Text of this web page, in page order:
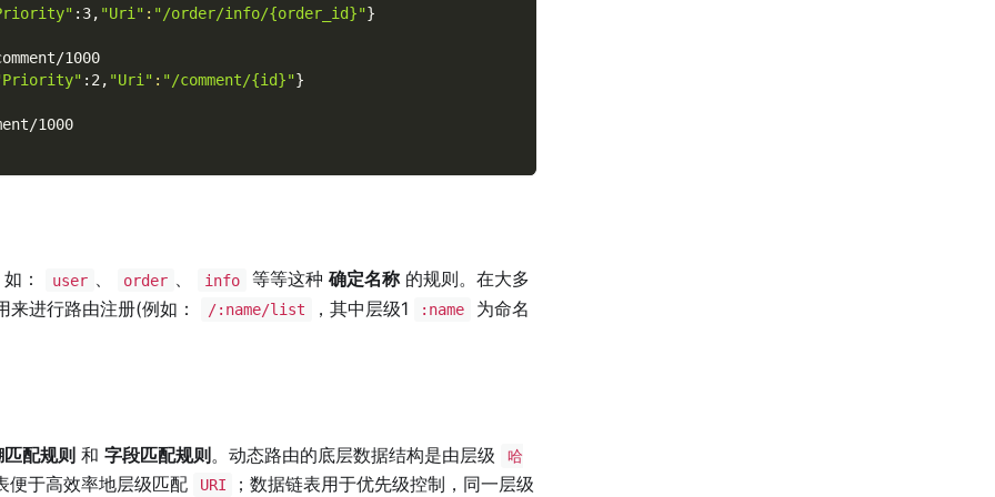
:3, "Uri" : "/order/info/{order_id}"}
1000
:2, "Uri" : "/comment/{id}"}
1000
： user 、 order 、 info 等等这种 确定名称的规则。在大多
来进行路由注册(例如：
/:name/list ，其中层级1 :name 为命名
匹配规则 和 字段匹配规则。动态路由的底层数据结构是由层级 哈
便于高效率地层级匹配 URI ；数据链表用于优先级控制，同一层级